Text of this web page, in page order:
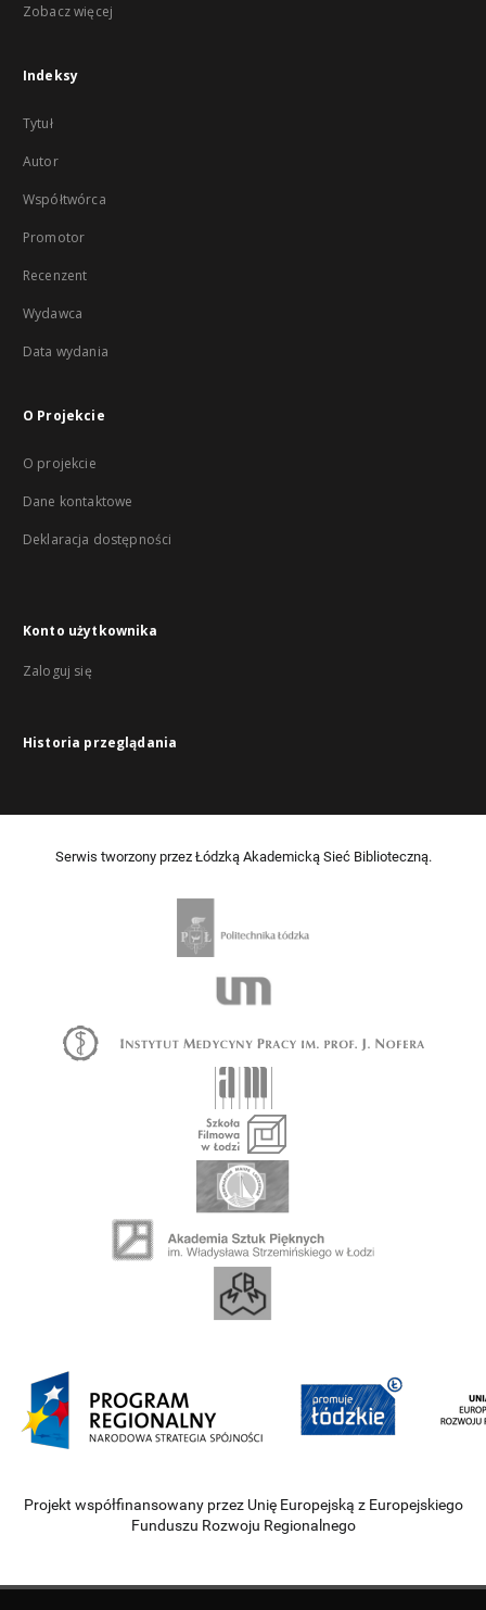
Zobacz więcej
Indeksy
Tytuł
Autor
Współtwórca
Promotor
Recenzent
Wydawca
Data wydania
O Projekcie
O projekcie
Dane kontaktowe
Deklaracja dostępności
Konto użytkownika
Zaloguj się
Historia przeglądania
Serwis tworzony przez Łódzką Akademicką Sieć Biblioteczną.
Projekt współfinansowany przez Unię Europejską z Europejskiego
Funduszu Rozwoju Regionalnego